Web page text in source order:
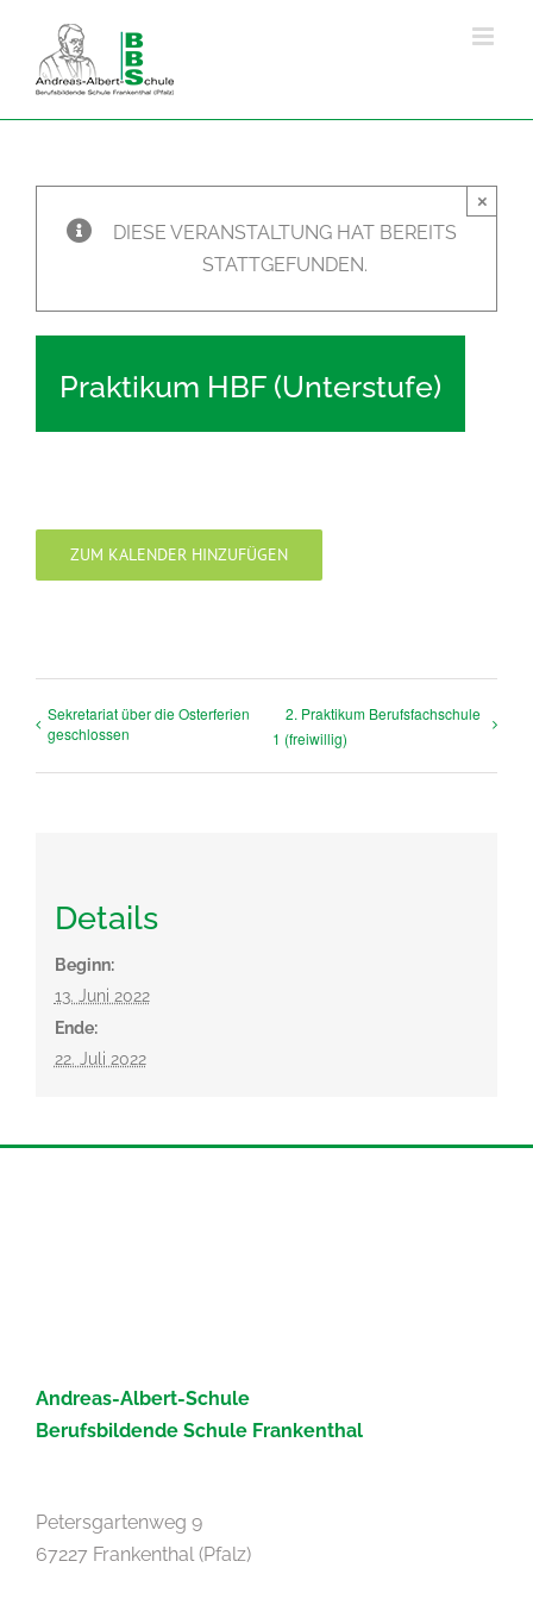
springen
DIESE VERANSTALTUNG HAT BEREITS
STATTGEFUNDEN.
×
Praktikum HBF (Unterstufe)
ZUM KALENDER HINZUFÜGEN
Sekretariat über die Osterferien
geschlossen
2. Praktikum Berufsfachschule
1 (freiwillig)
Details
Beginn:
13. Juni 2022
Ende:
22. Juli 2022
Andreas-Albert-Schule
Berufsbildende Schule Frankenthal
Petersgartenweg 9
67227 Frankenthal (Pfalz)